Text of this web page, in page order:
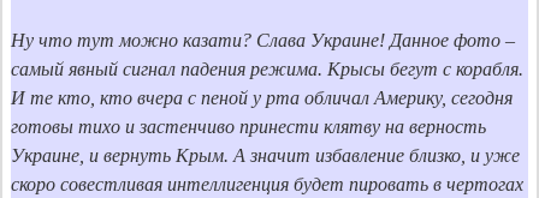
Ну что тут можно казати? Слава Украине! Данное фото –
самый явный сигнал падения режима. Крысы бегут с корабля.
И те кто, кто вчера с пеной у рта обличал Америку, сегодня
готовы тихо и застенчиво принести клятву на верность
Украине, и вернуть Крым. А значит избавление близко, и уже
скоро совестливая интеллигенция будет пировать в чертогах